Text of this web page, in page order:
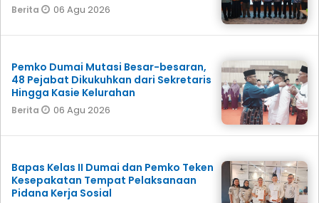
Berita 06 Agu 2026
Pemko Dumai Mutasi Besar-besaran,
48 Pejabat Dikukuhkan dari Sekretaris
Hingga Kasie Kelurahan
Berita 06 Agu 2026
Bapas Kelas II Dumai dan Pemko Teken
Kesepakatan Tempat Pelaksanaan
Pidana Kerja Sosial